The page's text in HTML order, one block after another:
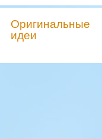
Оригинальные
идеи